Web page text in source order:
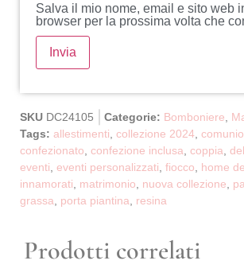
Salva il mio nome, email e sito web
browser per la prossima volta che
SKU DC24105 Categorie: Bomboniere
Tags: allestimenti collezione 2024
confezionato confezione inclusa coppia
eventi eventi personalizzati fiocco home
innamorati
matrimonio nuova collezione
grassa
porta piantina resina
Prodotti correlati